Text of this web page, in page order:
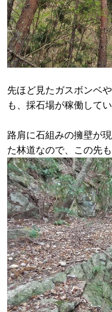
先ほど見たガスボンベ
も、採石場が稼働して
路肩に石組みの擁壁が
た林道なので、この先